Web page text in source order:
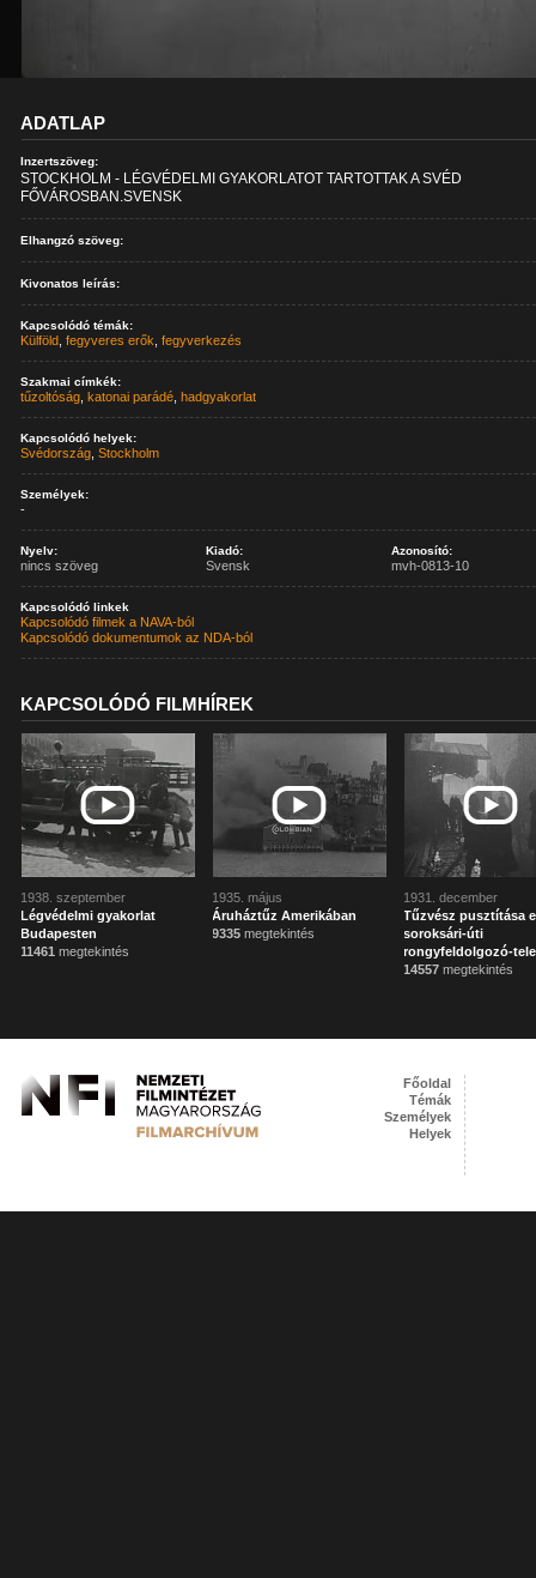
ADATLAP
Inzertszöveg:
STOCKHOLM - LÉGVÉDELMI GYAKORLATOT TARTOTTAK A SVÉD
FŐVÁROSBAN.SVENSK
Elhangzó szöveg:
Kivonatos leírás:
Kapcsolódó témák:
Külföld ,fegyveres erők ,fegyverkezés
Szakmai címkék:
tűzoltóság ,katonai parádé ,hadgyakorlat
Kapcsolódó helyek:
Svédország ,Stockholm
Személyek:
-
Nyelv:
nincs szöveg
Kiadó:
Svensk
Azonosító:
mvh-0813-10
Kapcsolódó linkek
Kapcsolódó filmek a NAVA-ból
Kapcsolódó dokumentumok az NDA-ból
KAPCSOLÓDÓ FILMHÍREK
1938. szeptember
Légvédelmi gyakorlat
Budapesten
11461 megtekintés
1935. május
Áruháztűz Amerikában
9335 megtekintés
1931. december
Tűzvész pusztítása
soroksári-úti
rongyfeldolgozó-
14557 megtekintés
Főoldal
Témák
Személyek
Helyek